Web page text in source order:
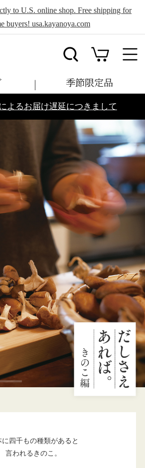
to U.S. online shop. Free shipping for
buyers! usa.kayanoya.com
季節限定品
よるお届け遅延につきまして
に四千もの種類があると
言われるきのこ。